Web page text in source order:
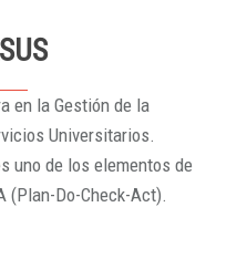
en la Gestión de la
Universitarios.
uno de los elementos de
(Plan-Do-Check-Act).